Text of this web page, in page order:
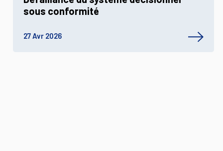
sous conformité
27 Avr 2026